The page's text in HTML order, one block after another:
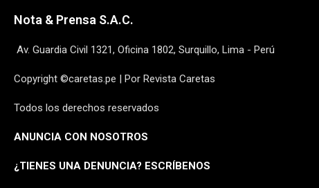
Nota & Prensa S.A.C.
Av. Guardia Civil 1321, Oficina 1802, Surquillo, Lima - Perú
Copyright ©caretas.pe | Por Revista Caretas
Todos los derechos reservados
ANUNCIA CON NOSOTROS
¿TIENES UNA DENUNCIA? ESCRÍBENOS